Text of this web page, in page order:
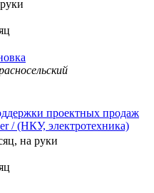
проектных продаж
/ (НКУ, электротехника)
на руки